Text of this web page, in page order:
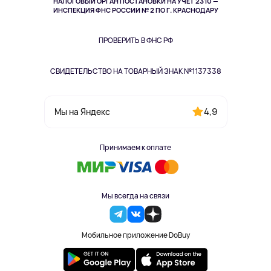
ИНСПЕКЦИЯ ФНС РОССИИ № 2 ПО Г. КРАСНОДАРУ
ПРОВЕРИТЬ В ФНС РФ
СВИДЕТЕЛЬСТВО НА ТОВАРНЫЙ ЗНАК №1137338
Мы на Яндекс 4,9
Принимаем к оплате
Мы всегда на связи
Мобильное приложение DoBuy
Здоровье питомцев
Одежда и аксессуары